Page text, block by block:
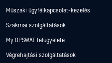
Műszaki ügyfélkapcsolat-kezelés
Szakmai szolgáltatások
My OPSWAT felügyelete
Végrehajtási szolgáltatások